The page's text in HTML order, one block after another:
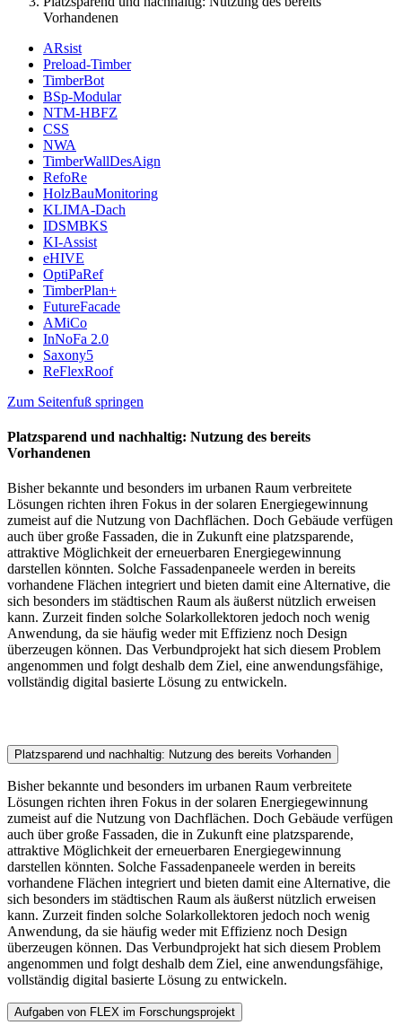
Vorhandenen
ARsist
Preload-Timber
TimberBot
BSp-Modular
NTM-HBFZ
CSS
NWA
TimberWallDesAign
RefoRe
HolzBauMonitoring
KLIMA-Dach
IDSMBKS
KI-Assist
eHIVE
OptiPaRef
TimberPlan+
FutureFacade
AMiCo
InNoFa 2.0
Saxony5
ReFlexRoof
Zum Seitenfuß springen
Platzsparend und nachhaltig: Nutzung des bereits
Vorhandenen
Bisher bekannte und besonders im urbanen Raum verbreitete
Lösungen richten ihren Fokus in der solaren Energiegewinnung
zumeist auf die Nutzung von Dachflächen. Doch Gebäude verfügen
auch über große Fassaden, die in Zukunft eine platzsparende,
attraktive Möglichkeit der erneuerbaren Energiegewinnung
darstellen könnten. Solche Fassadenpaneele werden in bereits
vorhandene Flächen integriert und bieten damit eine Alternative, die
sich besonders im städtischen Raum als äußerst nützlich erweisen
kann. Zurzeit finden solche Solarkollektoren jedoch noch wenig
Anwendung, da sie häufig weder mit Effizienz noch Design
überzeugen können. Das Verbundprojekt hat sich diesem Problem
angenommen und folgt deshalb dem Ziel, eine anwendungsfähige,
vollständig digital basierte Lösung zu entwickeln.
Platzsparend und nachhaltig: Nutzung des bereits Vorhanden
Bisher bekannte und besonders im urbanen Raum verbreitete
Lösungen richten ihren Fokus in der solaren Energiegewinnung
zumeist auf die Nutzung von Dachflächen. Doch Gebäude verfügen
auch über große Fassaden, die in Zukunft eine platzsparende,
attraktive Möglichkeit der erneuerbaren Energiegewinnung
darstellen könnten. Solche Fassadenpaneele werden in bereits
vorhandene Flächen integriert und bieten damit eine Alternative, die
sich besonders im städtischen Raum als äußerst nützlich erweisen
kann. Zurzeit finden solche Solarkollektoren jedoch noch wenig
Anwendung, da sie häufig weder mit Effizienz noch Design
überzeugen können. Das Verbundprojekt hat sich diesem Problem
angenommen und folgt deshalb dem Ziel, eine anwendungsfähige,
vollständig digital basierte Lösung zu entwickeln.
Aufgaben von FLEX im Forschungsprojekt